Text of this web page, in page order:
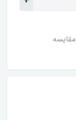
مقایسه